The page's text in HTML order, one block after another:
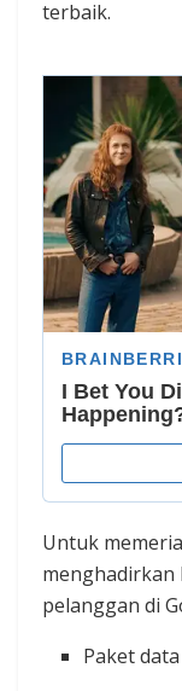
terbaik.
Untuk
menghadirkan
pelanggan di
Paket